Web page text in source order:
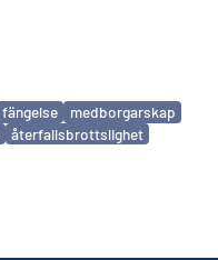
fängelse
medborgarskap
återfallsbrottslighet